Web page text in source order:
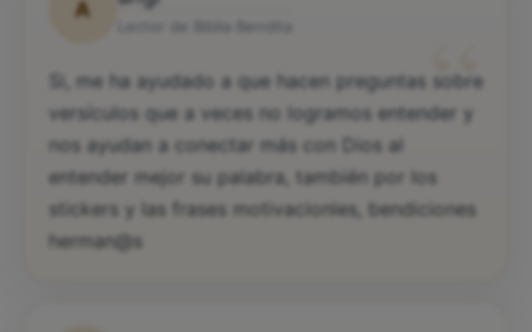
A “
Si, me ha ayudado a que hacen preguntas sobre
versículos que a veces no logramos entender y
nos ayudan a conectar más con Dios al
entender mejor su palabra, también por los
stickers y las frases motivacionles, bendiciones
herman@s